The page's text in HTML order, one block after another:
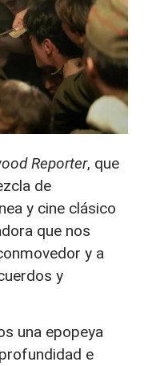
Reporter, que
de
y cine clásico
que nos
y a
y
una epopeya
e